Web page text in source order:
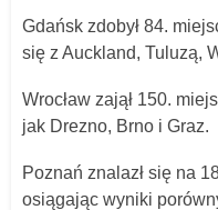
Gdańsk zdobył 84.
się z Auckland, Tuluzą,
Wrocław zajął 150.
jak Drezno, Brno i Graz.
Poznań znalazł się na
osiągając wyniki